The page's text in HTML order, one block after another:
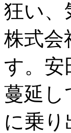
狂い、
株式会
す。安
蔓延し
に乗